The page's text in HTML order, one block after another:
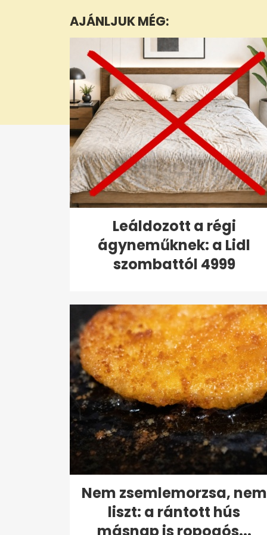
3
secondsVolume
0%
AJÁNLJUK MÉG:
Leáldozott a régi
ágyneműknek: a Lidl
szombattól 4999
Nem zsemlemorzsa, nem
liszt: a rántott hús
másnap is ropogós...